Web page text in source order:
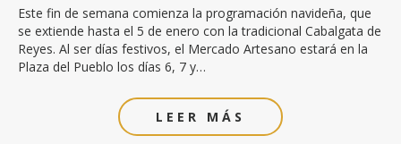
Este fin de semana comienza la programación navideña, que
se extiende hasta el 5 de enero con la tradicional Cabalgata de
Reyes. Al ser días festivos, el Mercado Artesano estará en la
Plaza del Pueblo los días 6, 7 y…
LEER MÁS